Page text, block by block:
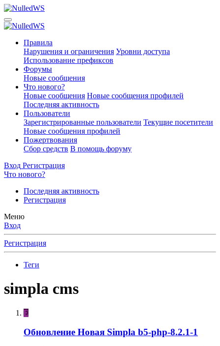
Правила
Нарушения и ограничения Уровни доступа
Использование префиксов
Форумы
Новые сообщения
Что нового?
Новые сообщения Новые сообщения профилей
Последняя активность
Пользователи
Зарегистрированные пользователи Текущие посетители
Новые сообщения профилей
Пожертвования
Сбор средств В помощь форуму
Вход Регистрация
Что нового?
Последняя активность
Регистрация
Меню
Вход
Регистрация
Теги
simpla cms
E
Обновление Новая Simpla b5-php-8.2.1-1